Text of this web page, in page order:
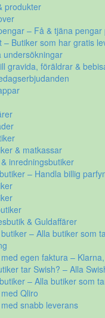
produkter
– Få & tjäna pengar
– Butiker som har gratis
undersökningar
gravida, föräldrar &
& matkassar
inredningsbutiker
– Handla billig
& Guldaffärer
– Alla butiker som
egen faktura –
tar Swish? – Alla
– Alla butiker som
Qliro
snabb leverans